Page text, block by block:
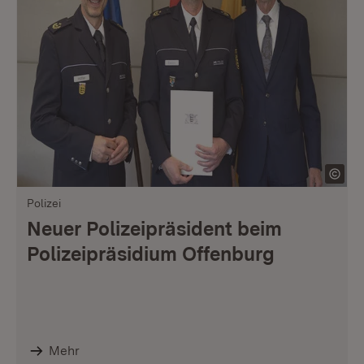
Polizei
Neuer Polizeipräsident beim
Polizeipräsidium Offenburg
Mehr